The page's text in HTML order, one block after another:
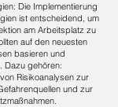
​Die Implementierung
ist entscheidend, um
am Arbeitsplatz zu
auf den neuesten
basieren und
Dazu gehören:
Risikoanalysen zur
und zur